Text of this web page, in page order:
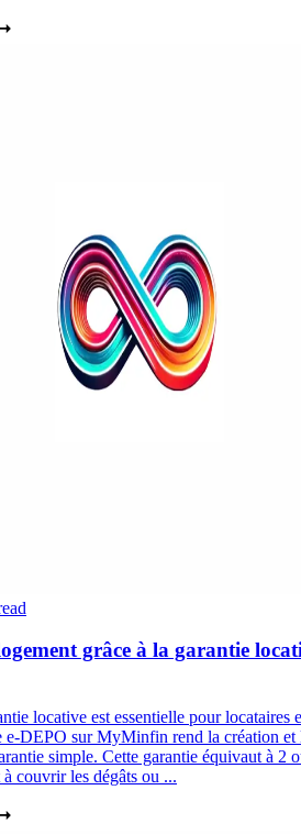
grâce à la garantie
locative est essentielle pour locataires
e-DEPO sur MyMinfin rend la création et
simple. Cette garantie équivaut à 2
couvrir les dégâts ou ...